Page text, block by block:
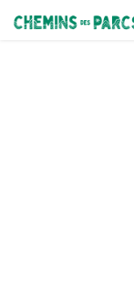
Chemins des Parcs